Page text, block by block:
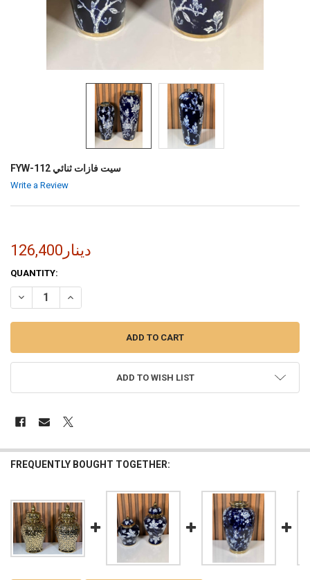
FYW-112 سيت فازات ثنائي
Write a Review
126,400دينار
CURRENT
STOCK:
QUANTITY:
ADD TO WISH LIST
FREQUENTLY BOUGHT TOGETHER: